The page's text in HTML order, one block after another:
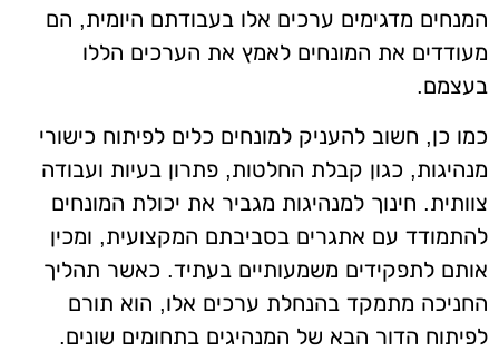
המנחים מדגימים ערכים אלו בעבודתם היומית, הם
מעודדים את המונחים לאמץ את הערכים הללו
בעצמם.
כמו כן, חשוב להעניק למונחים כלים לפיתוח כישורי
מנהיגות, כגון קבלת החלטות, פתרון בעיות ועבודה
צוותית. חינוך למנהיגות מגביר את יכולת המונחים
להתמודד עם אתגרים בסביבתם המקצועית, ומכין
אותם לתפקידים משמעותיים בעתיד. כאשר תהליך
החניכה מתמקד בהנחלת ערכים אלו, הוא תורם
לפיתוח הדור הבא של המנהיגים בתחומים שונים.